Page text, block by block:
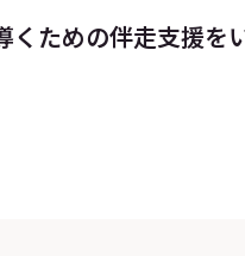
くための伴走支援を